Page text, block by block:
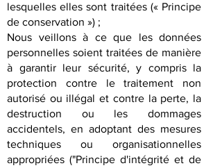
lesquelles elles sont traitées (« Principe
de conservation ») ;
Nous veillons à ce que les données
personnelles soient traitées de manière
à garantir leur sécurité, y compris la
protection contre le traitement non
autorisé ou illégal et contre la perte, la
destruction ou les dommages
accidentels, en adoptant des mesures
techniques ou organisationnelles
appropriées ("Principe d'intégrité et de